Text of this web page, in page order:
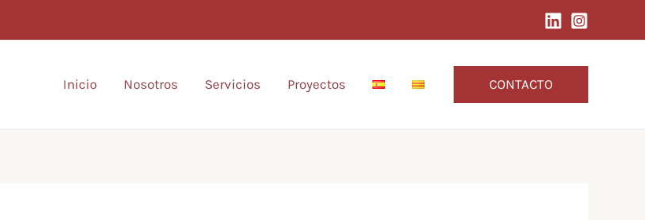
Inicio Nosotros Servicios Proyectos CONTACTO